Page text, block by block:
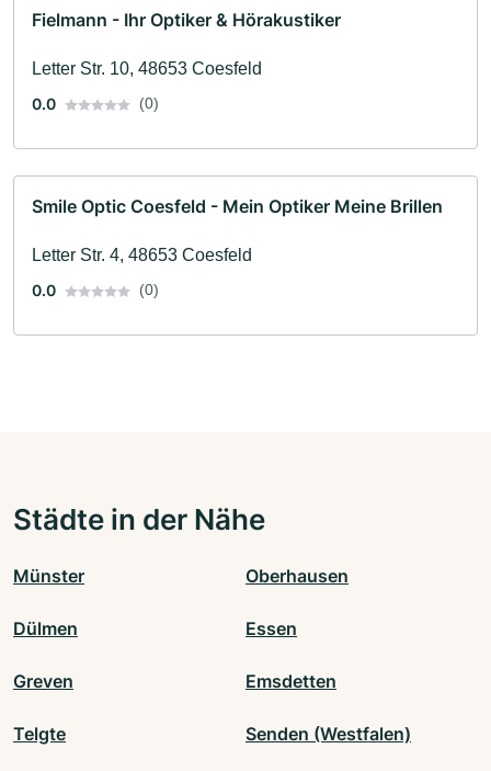
Fielmann - Ihr Optiker & Hörakustiker
Letter Str. 10, 48653 Coesfeld
0.0
(0)
Smile Optic Coesfeld - Mein Optiker Meine Brillen
Letter Str. 4, 48653 Coesfeld
0.0
(0)
Städte in der Nähe
Münster Oberhausen
Dülmen Essen
Greven Emsdetten
Telgte Senden (Westfalen)